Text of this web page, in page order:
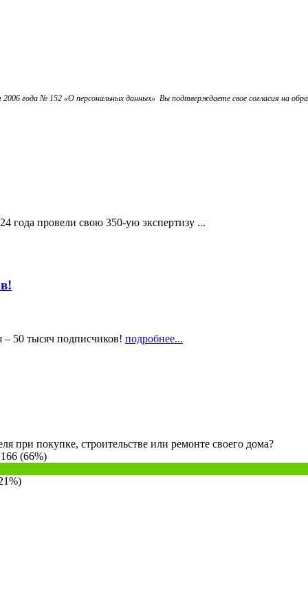
года № 152 «О персональных данных» Вы подтверждаете свое согласия на
года провели свою 350-ую экспертизу ...
50 тысяч подписчиков! подробнее...
при покупке, строительстве или ремонте своего дома?
(66%)